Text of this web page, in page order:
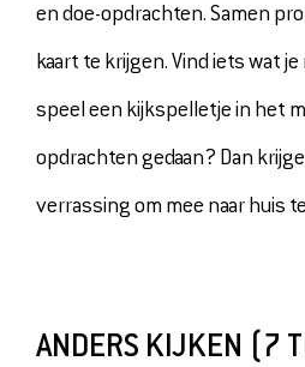
en doe-opdrachten. Samen
kaart te krijgen. Vind iets wat
speel een kijkspelletje in het
opdrachten gedaan? Dan
verrassing om mee naar huis
ANDERS KIJKEN (7